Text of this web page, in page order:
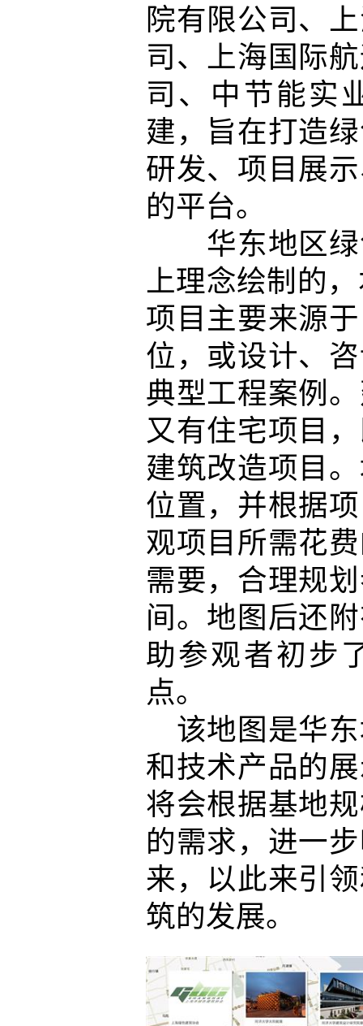
院有限公司、
司、上海国际
司、中节能实
建，旨在打造
研发、项目展
的平台。
华东地区绿
上理念绘制的
项目主要来源
位，或设计、
典型工程案例
又有住宅项目
建筑改造项目
位置，并根据
观项目所需花
需要，合理规
间。地图后还
助参观者初步
点。
该地图是华东
和技术产品的
将会根据基地
的需求，进一
来，以此来引
筑的发展。